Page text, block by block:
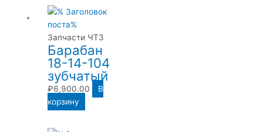
Запчасти ЧТЗ
Барабан
18-14-104
зубчатый
₽6,900.00
В
корзину